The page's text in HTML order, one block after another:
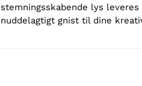
stemningsskabende lys
nuddelagtigt gnist til dine